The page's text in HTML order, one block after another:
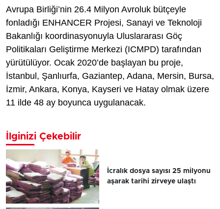
Avrupa Birliği’nin 26.4 Milyon Avroluk bütçeyle
fonladığı ENHANCER Projesi, Sanayi ve Teknoloji
Bakanlığı koordinasyonuyla Uluslararası Göç
Politikaları Geliştirme Merkezi (ICMPD) tarafından
yürütülüyor. Ocak 2020’de başlayan bu proje,
İstanbul, Şanlıurfa, Gaziantep, Adana, Mersin, Bursa,
İzmir, Ankara, Konya, Kayseri ve Hatay olmak üzere
11 ilde 48 ay boyunca uygulanacak.
İlginizi Çekebilir
İcralık dosya sayısı 25 milyonu
aşarak tarihi zirveye ulaştı